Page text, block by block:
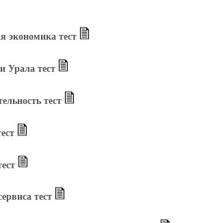
экономика тест
Урала тест
тест
тест